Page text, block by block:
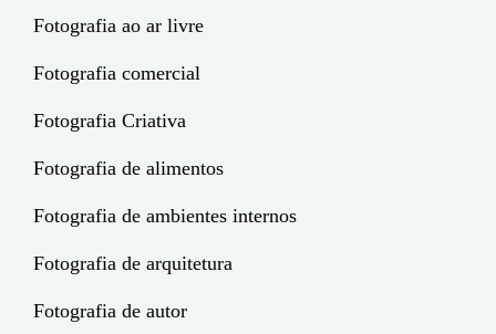
Fotografia ao ar livre
Fotografia comercial
Fotografia Criativa
Fotografia de alimentos
Fotografia de ambientes internos
Fotografia de arquitetura
Fotografia de autor